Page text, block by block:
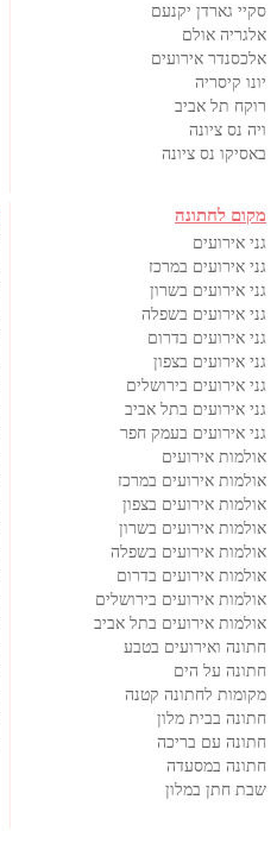
סקיי גארדן יקנעם
אלגריה אולם
אלכסנדר אירועים
יונו קיסריה
רוקח תל אביב
ויה נס ציונה
באסיקו נס ציונה
מקום לחתונה
גני אירועים
גני אירועים במרכז
גני אירועים בשרון
גני אירועים בשפלה
גני אירועים בדרום
גני אירועים בצפון
גני אירועים בירושלים
גני אירועים בתל אביב
גני אירועים בעמק חפר
אולמות אירועים
אולמות אירועים במרכז
אולמות אירועים בצפון
אולמות אירועים בשרון
אולמות אירועים בשפלה
אולמות אירועים בדרום
אולמות אירועים בירושלים
אולמות אירועים בתל אביב
חתונה ואירועים בטבע
חתונה על הים
מקומות לחתונה קטנה
חתונה בבית מלון
חתונה עם בריכה
חתונה במסעדה
שבת חתן במלון